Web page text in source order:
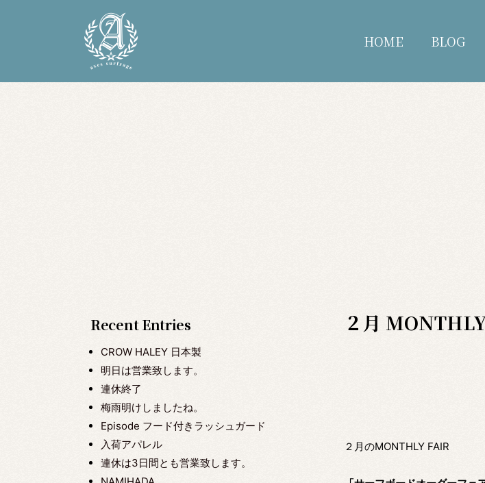
HOME BLOG
Recent Entries
CROW HALEY 日本製
明日は営業致します。
連休終了
梅雨明けしましたね。
Episode フード付きラッシュガード
入荷アパレル
連休は3日間とも営業致します。
２月
２月のMONTHLY FAIR